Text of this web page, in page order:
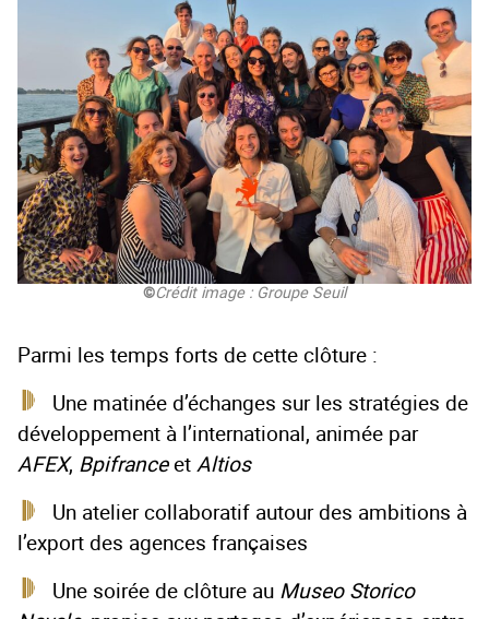
©Crédit image : Groupe Seuil
Parmi les temps forts de cette clôture :
Une matinée d’échanges sur les stratégies de
développement à l’international, animée par
AFEX, BpifranceetAltios
Un atelier collaboratif autour des ambitions à
l’export des agences françaises
Une soirée de clôture au Museo Storico